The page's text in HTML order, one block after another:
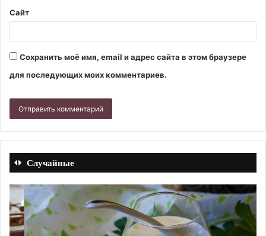
Сайт
Сохранить моё имя, email и адрес сайта в этом браузере
для последующих моих комментариев.
Случайные
Белковый
крем
с
творожным